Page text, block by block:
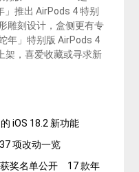
推出 AirPods 4 特别
雕刻设计，盒侧更有专
年」特别版 AirPods 4
架，喜爱收藏或寻求新
iOS 18.2 新功能
项改动一览
奖名单公开 17 款年